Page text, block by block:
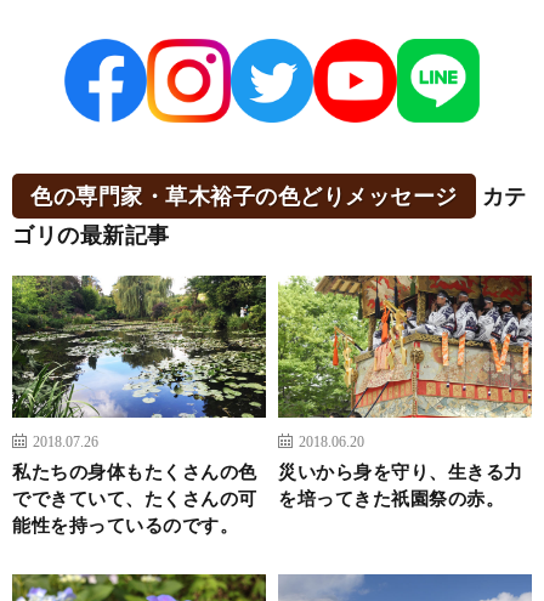
色の専門家・草木裕子の色どりメッセージ
カテ
ゴリの最新記事
2018.07.26
私たちの身体もたくさんの色
でできていて、たくさんの可
能性を持っているのです。
2018.06.20
災いから身を守り、生きる力
を培ってきた祇園祭の赤。